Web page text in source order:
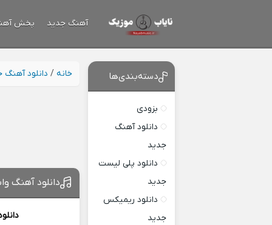
آهنگ جدید پخش
خانه / دانلود آهنگ
دانلود آهنگ
دسته‌بندی‌ها
بزودی
دانلود آهنگ
جدید
دانلود پلی لیست
جدید
دانلود ریمیکس
جدید